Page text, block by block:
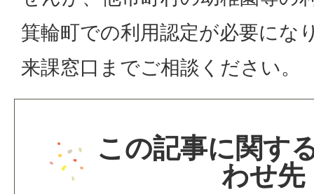
箕輪町での利用認定が必要にな
来課窓口までご相談ください。
この記事に関す
わせ先